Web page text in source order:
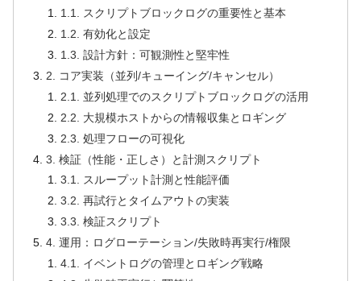
1.1. スクリプトブロックログの重要性と基本
1.2. 有効化と設定
1.3. 設計方針：可観測性と堅牢性
2. コア実装（並列/キューイング/キャンセル）
2.1. 並列処理でのスクリプトブロックログの活用
2.2. 大規模ホストからの情報収集とロギング
2.3. 処理フローの可視化
3. 検証（性能・正しさ）と計測スクリプト
3.1. スループット計測と性能評価
3.2. 再試行とタイムアウトの実装
3.3. 検証スクリプト
4. 運用：ログローテーション/失敗時再実行/権限
4.1. イベントログの管理とロギング戦略